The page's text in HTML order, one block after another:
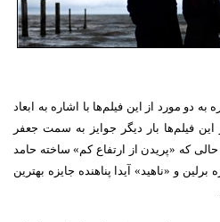
به دو مورد از این فیلم‌ها با اشاره به ابعاد
فیلم‌ها بار دیگر جوایز به سمت جعفر
که «پریدن از ارتفاع کم» ساخته حامد
و «ناهید» آیدا پناهنده جایزه بهترین